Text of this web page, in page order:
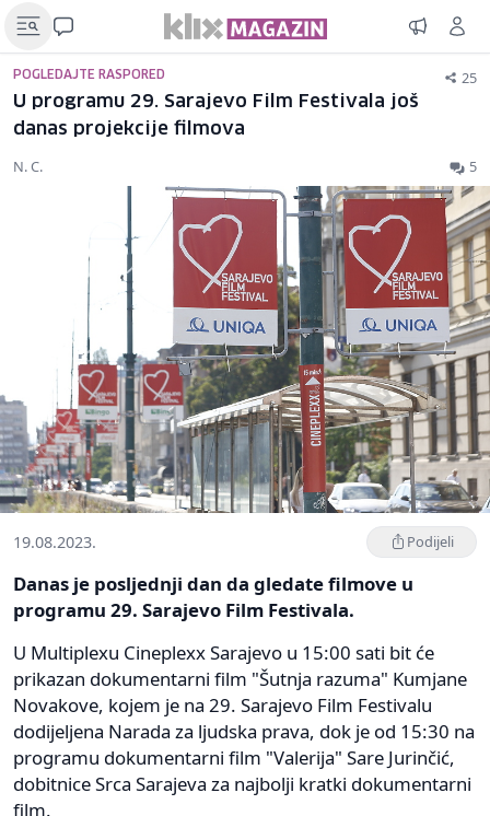
POGLEDAJTE RASPORED 25
U programu 29. Sarajevo Film Festivala još
danas projekcije filmova
N. C. 5
19.08.2023. Podijeli
Danas je posljednji dan da gledate filmove u
programu 29. Sarajevo Film Festivala.
U Multiplexu Cineplexx Sarajevo u 15:00 sati bit će
prikazan dokumentarni film "Šutnja razuma" Kumjane
Novakove, kojem je na 29. Sarajevo Film Festivalu
dodijeljena Narada za ljudska prava, dok je od 15:30 na
programu dokumentarni film "Valerija" Sare Jurinčić,
dobitnice Srca Sarajeva za najbolji kratki dokumentarni
film.